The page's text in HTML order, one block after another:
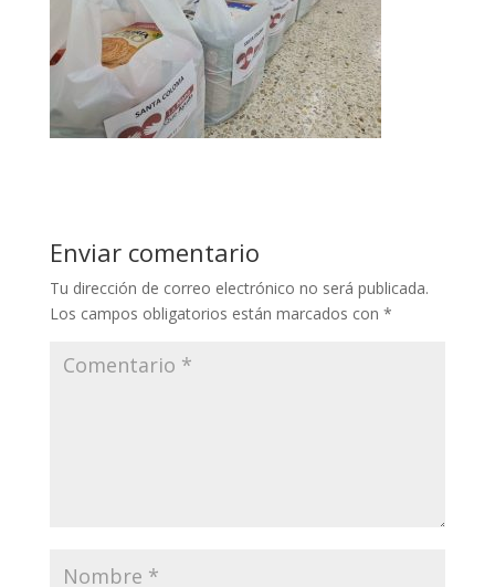
Enviar comentario
Tu dirección de correo electrónico no será publicada.
Los campos obligatorios están marcados con *